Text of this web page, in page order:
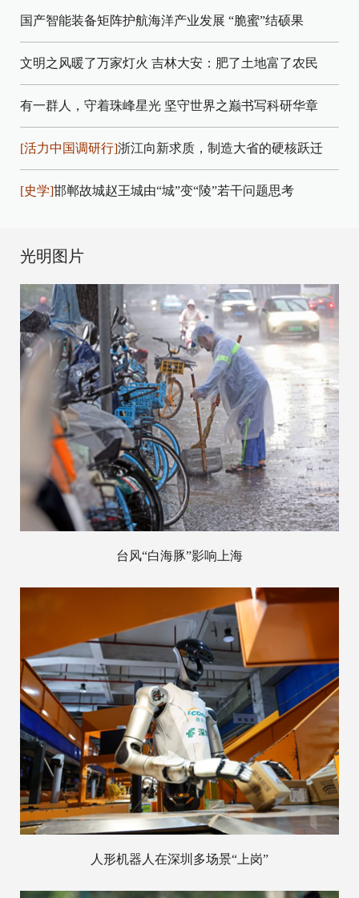
国产智能装备矩阵护航海洋产业发展 “脆蜜”结硕果
文明之风暖了万家灯火 吉林大安：肥了土地富了农民
有一群人，守着珠峰星光 坚守世界之巅书写科研华章
[活力中国调研行]浙江向新求质，制造大省的硬核跃迁
[史学]邯郸故城赵王城由“城”变“陵”若干问题思考
光明图片
台风“白海豚”影响上海
人形机器人在深圳多场景“上岗”